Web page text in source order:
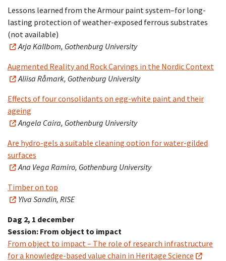
Lessons learned from the Armour paint system–for long-
lasting protection of weather-exposed ferrous substrates
(not available)
Arja Källbom, Gothenburg University
Augmented Reality and Rock Carvings in the Nordic Context
Aliisa Råmark, Gothenburg University
Effects of four consolidants on egg-white paint and their
ageing
Angela Caira, Gothenburg University
Are hydro-gels a suitable cleaning option for water-gilded
surfaces
Ana Vega Ramiro, Gothenburg University
Timber on top
Ylva Sandin, RISE
Dag 2, 1 december
Session: From object to impact
From object to impact – The role of research infrastructure
for a knowledge-based value chain in Heritage Science